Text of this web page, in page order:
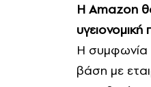
Η Amazon
Η
βάση με